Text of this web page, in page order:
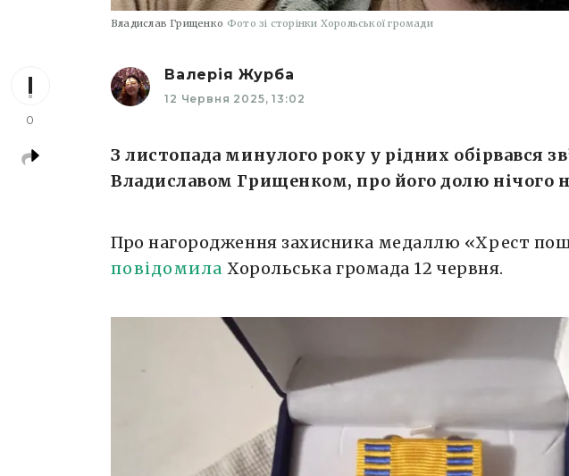
Владислав Грищенко Фото зі сторінки Хорольської громади
0
Валерія Журба
12 Червня 2025, 13:02
З листопада минулого року у рідних обірвався
Владиславом Грищенком, про його долю нічого
Про нагородження захисника медаллю «Хрест
повідомила Хорольська громада 12 червня.